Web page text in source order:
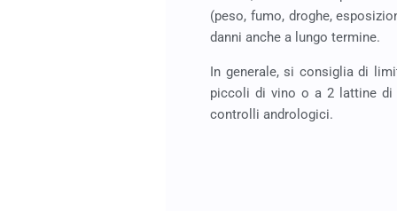
(peso, fumo, droghe,
danni anche a lungo termine.
In generale, si consiglia di
piccoli di vino o a 2 lattine di
controlli andrologici.